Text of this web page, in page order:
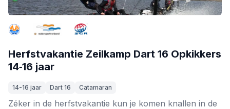
Herfstvakantie Zeilkamp Dart 16 Opkikkers
14‑16 jaar
14-16 jaar Dart 16 Catamaran
Zéker in de herfstvakantie kun je komen knallen in de